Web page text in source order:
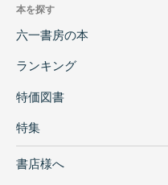
本を探す
六一書房の本
ランキング
特価図書
特集
書店様へ